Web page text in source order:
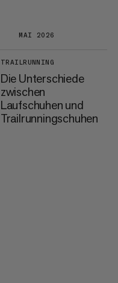
MAI 2026
TRAILRUNNING
Die Unterschiede
zwischen
Laufschuhen und
Trailrunningschuhen